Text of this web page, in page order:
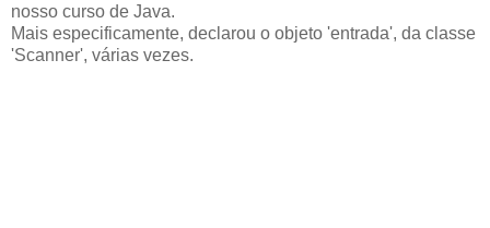
nosso curso de Java.
Mais especificamente, declarou o objeto 'entrada', da classe
'Scanner', várias vezes.